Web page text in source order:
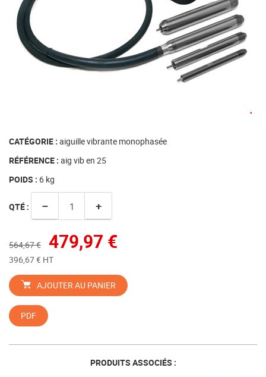
CATÉGORIE : aiguille vibrante monophasée
RÉFÉRENCE : aig vib en 25
POIDS : 6 kg
QTÉ : − +
564,67 € 479,97 €
396,67 € HT
AJOUTER AU PANIER
PDF
PRODUITS ASSOCIÉS :